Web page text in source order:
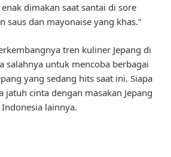
dimakan saat santai di sore
saus dan mayonaise yang khas.”
tren kuliner Jepang di
salahnya untuk mencoba berbagai
yang sedang hits saat ini. Siapa
jatuh cinta dengan masakan Jepang
lainnya.